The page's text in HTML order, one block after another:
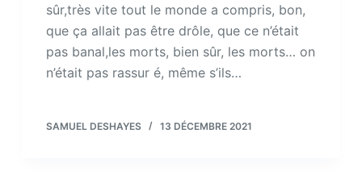
sûr,très vite tout le monde a compris, bon,
que ça allait pas être drôle, que ce n’était
pas banal,les morts, bien sûr, les morts… on
n’était pas rassur é, même s’ils…
SAMUEL DESHAYES 13 DÉCEMBRE 2021